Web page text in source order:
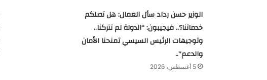
الوزير حسن رداد سأل العمال: هل تصلكم
خدماتنا؟.. فيجيبون: “الدولة لم تتركنا..
وتوجيهات الرئيس السيسي تمنحنا الأمان
والدعم”..
5 أغسطس، 2026